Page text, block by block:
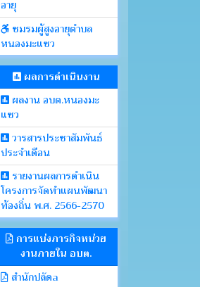
อายุ
ชมรมผู้สูงอายุตำบล
หนองมะแซว
ผลการดำเนินงาน
ผลงาน อบต.หนองมะ
แซว
วารสารประชาสัมพันธ์
ประจำเดือน
รายงานผลการดำเนิน
โครงการจัดทำแผนพัฒนา
ท้องถิ่น พ.ศ. 2566-2570
การแบ่งภารกิจหน่วย
งานภายใน อบต.
สำนักปลัดa